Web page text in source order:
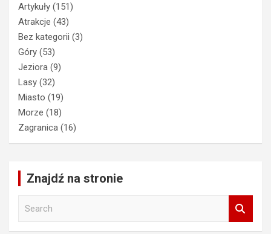
Artykuły (151)
Atrakcje (43)
Bez kategorii (3)
Góry (53)
Jeziora (9)
Lasy (32)
Miasto (19)
Morze (18)
Zagranica (16)
Znajdź na stronie